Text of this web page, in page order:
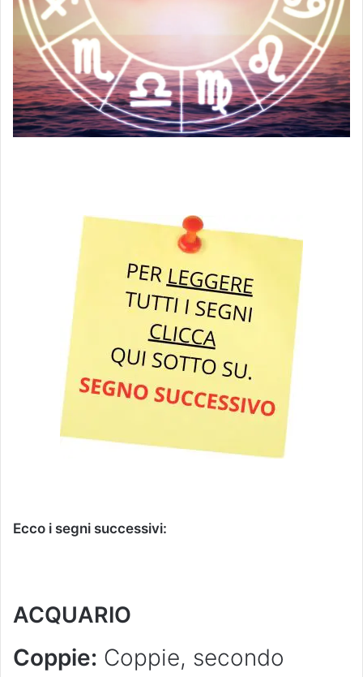
Ecco i segni successivi:
ACQUARIO
Coppie: Coppie, secondo